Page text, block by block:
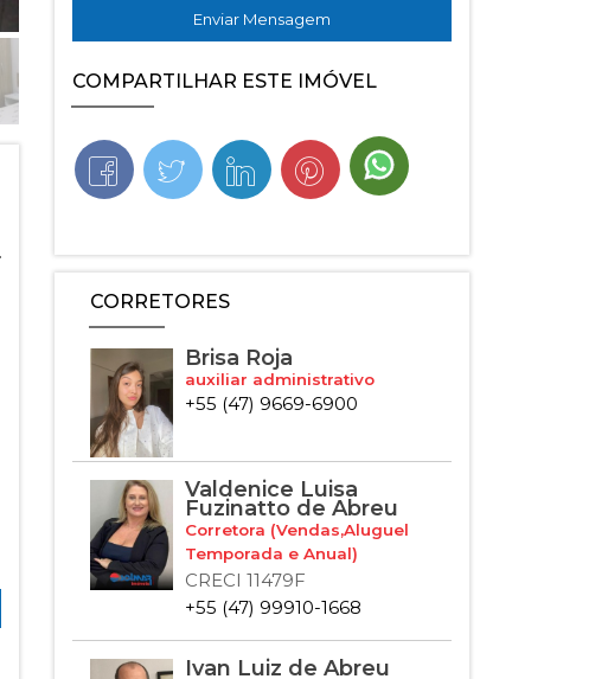
Enviar Mensagem
COMPARTILHAR ESTE IMÓVEL
CORRETORES
Brisa Roja
auxiliar administrativo
+55 (47) 9669-6900
Valdenice Luisa
Fuzinatto de Abreu
Corretora (Vendas,Aluguel
Temporada e Anual)
CRECI 11479F
+55 (47) 99910-1668
Ivan Luiz de Abreu